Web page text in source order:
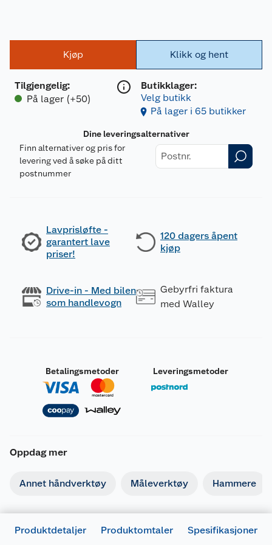
Kjøp
Tilgjengelig:
På lager (+50)
Klikk og hent
Butikklager:
Velg butikk
På lager i 65 butikker
Dine leveringsalternativer
Finn alternativer og pris for
levering ved å søke på ditt
postnummer
Lavprisløfte -
garantert lave
priser!
120 dagers åpent
kjøp
Drive-in - Med bilen
som handlevogn
Gebyrfri faktura
med Walley
Betalingsmetoder Leveringsmetoder
Oppdag mer
Annet håndverktøy Måleverktøy Hammere
Produktdetaljer Produktomtaler Spesifikasjoner